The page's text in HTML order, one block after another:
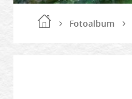
Fotoalbum